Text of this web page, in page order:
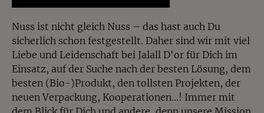
Nuss ist nicht gleich Nuss – das hast auch Du
sicherlich schon festgestellt. Daher sind wir mit viel
Liebe und Leidenschaft bei Jalall D'or für Dich im
Einsatz, auf der Suche nach der besten Lösung, dem
besten (Bio-)Produkt, den tollsten Projekten, der
neuen Verpackung, Kooperationen…! Immer mit